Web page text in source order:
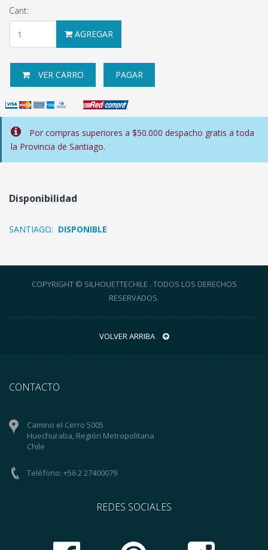
Cant:
AGREGAR
VER CARRO PAGAR
Por compras superiores a $50.000 despacho gratis a toda
la Provincia de Santiago.
Disponibilidad
SANTIAGO: DISPONIBLE
COPYRIGHT © SILHOUETTECHILE . TODOS LOS DERECHOS
RESERVADOS.
VOLVER ARRIBA
CONTACTO
Camino el Cerro 5005
Huechuraba, Región Metropolitana
Chile
Teléfono: +56 2 27400079
REDES SOCIALES